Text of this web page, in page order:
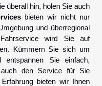
überall hin, holen Sie auch
bieten wir nicht nur
und überregional
wird Sie auf
Kümmern Sie sich um
entspannen Sie einfach,
den Service für Sie
bieten wir Ihnen